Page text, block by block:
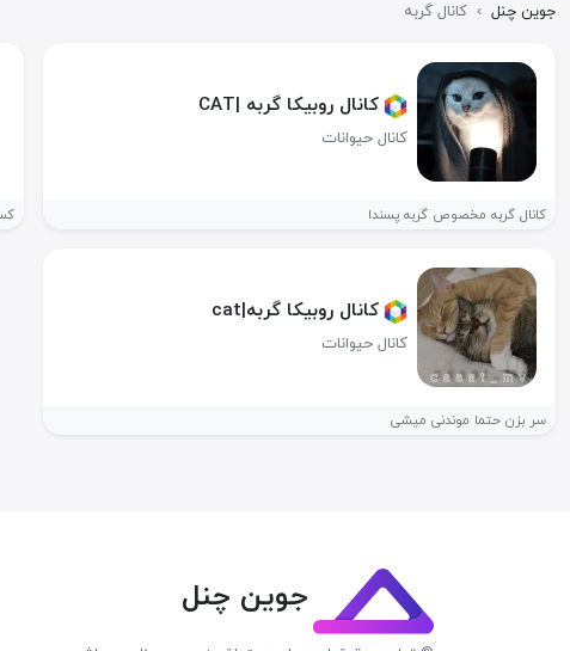
جوین چنل › کانال گربه
کانال روبیکا گربه |CAT
کانال حیوانات
کانال گربه مخصوص گربه پسندا
کانال روبیکا گربه|cat
کانال حیوانات
سر بزن حتما موندنی میشی
جوین چنل